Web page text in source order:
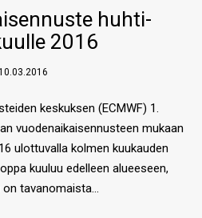
huhti-
2016
keskuksen (ECMWF) 1.
vuodenaikaisennusteen mukaan
ulottuvalla kolmen kuukauden
kuuluu edelleen alueeseen,
tavanomaista…